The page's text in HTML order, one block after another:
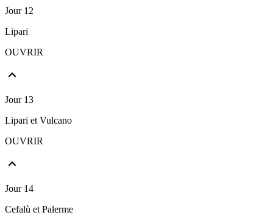
Jour 12
Lipari
OUVRIR
Jour 13
Lipari et Vulcano
OUVRIR
Jour 14
Cefalù et Palerme